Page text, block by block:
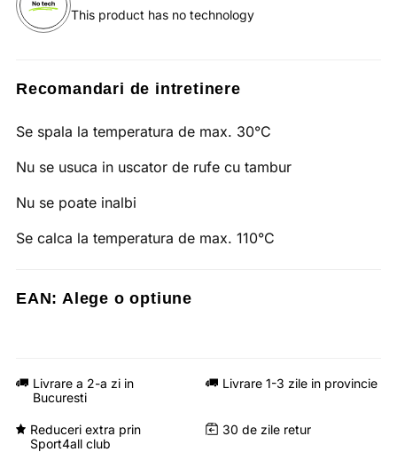
This product has no technology
Recomandari de intretinere
Se spala la temperatura de max. 30°C
Nu se usuca in uscator de rufe cu tambur
Nu se poate inalbi
Se calca la temperatura de max. 110°C
EAN: Alege o optiune
Livrare a 2-a zi in
Bucuresti
Livrare 1-3 zile in provincie
Reduceri extra prin
Sport4all club
30 de zile retur